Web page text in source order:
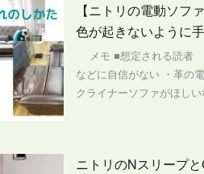
【ニトリの電動ソフ
色が起きないように
メモ ■想定される読者
などに自信がない ・革の
クライナーソファがほし
ニトリのNスリープ